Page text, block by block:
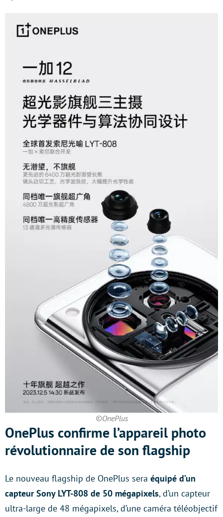
©OnePlus
OnePlus confirme l’appareil photo
révolutionnaire de son flagship
Le nouveau flagship de OnePlus sera équipé d’un
capteur Sony LYT-808 de 50 mégapixels, d’un capteur
ultra-large de 48 mégapixels, d’une caméra téléobjectif